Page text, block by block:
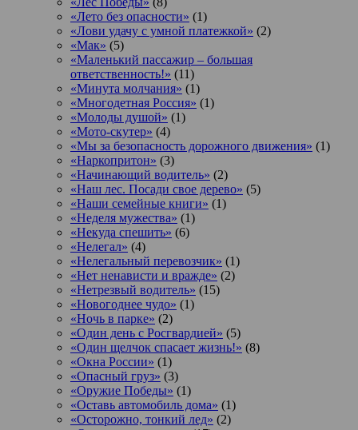
«Лето без опасности» (1)
«Лови удачу с умной платежкой» (2)
«Мак» (5)
«Маленький пассажир – большая
ответственность!» (11)
«Минута молчания» (1)
«Многодетная Россия» (1)
«Молоды душой» (1)
«Мото-скутер» (4)
«Мы за безопасность дорожного движения» (1)
«Наркопритон» (3)
«Начинающий водитель» (2)
«Наш лес. Посади свое дерево» (5)
«Наши семейные книги» (1)
«Неделя мужества» (1)
«Некуда спешить» (6)
«Нелегал» (4)
«Нелегальный перевозчик» (1)
«Нет ненависти и вражде» (2)
«Нетрезвый водитель» (15)
«Новогоднее чудо» (1)
«Ночь в парке» (2)
«Один день с Росгвардией» (5)
«Один щелчок спасает жизнь!» (8)
«Окна России» (1)
«Опасный груз» (3)
«Оружие Победы» (1)
«Оставь автомобиль дома» (1)
«Осторожно, тонкий лед» (2)